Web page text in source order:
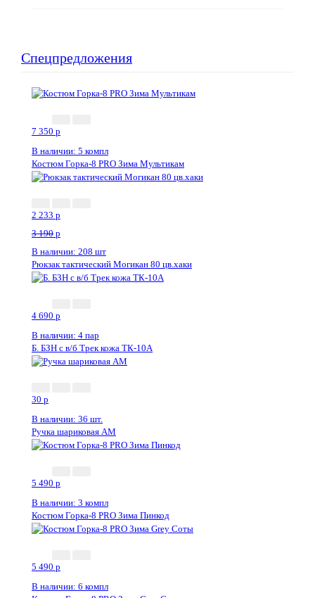
Спецпредложения
7 350 p
В наличии: 5 компл
Костюм Горка-8 PRO Зима Мультикам
2 233 p
3 190 p
В наличии: 208 шт
Рюкзак тактический Могикан 80 цв.хаки
4 690 p
В наличии: 4 пар
Б. БЗН с в/б Трек кожа ТК-10А
30 p
В наличии: 36 шт.
Ручка шариковая АМ
5 490 p
В наличии: 3 компл
Костюм Горка-8 PRO Зима Пинкод
5 490 p
В наличии: 6 компл